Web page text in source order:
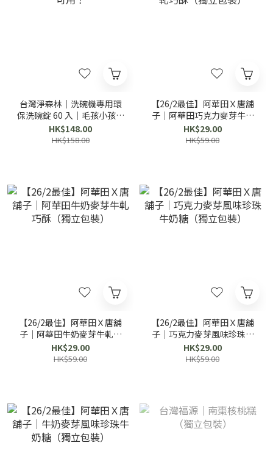
台灣淨森林｜洗碗機專用環
保洗碗錠 60 入｜毛孩小孩可
用！
HK$148.00
HK$158.00
【26/2最佳】阿華田Ｘ唐舖
子｜阿華田巧克力麥芽牛軋
巧酥（獨立包裝）
HK$29.00
HK$59.00
【26/2最佳】阿華田Ｘ唐舖
子｜阿華田牛奶麥芽牛軋巧
酥（獨立包裝）
HK$29.00
HK$59.00
【26/2最佳】阿華田Ｘ唐舖
子｜巧克力麥芽風味珍珠牛
奶糖（獨立包裝）
HK$29.00
HK$59.00